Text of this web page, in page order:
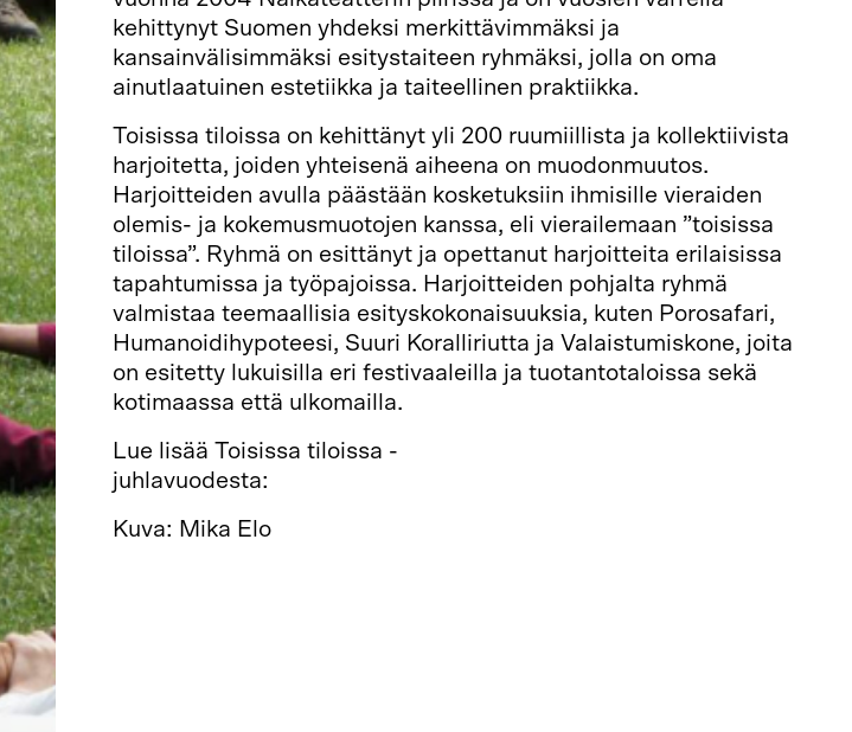
kehittynyt Suomen yhdeksi merkittävimmäksi ja
kansainvälisimmäksi esitystaiteen ryhmäksi, jolla on oma
ainutlaatuinen estetiikka ja taiteellinen praktiikka.
Toisissa tiloissa on kehittänyt yli 200 ruumiillista ja kollektiivista
harjoitetta, joiden yhteisenä aiheena on muodonmuutos.
Harjoitteiden avulla päästään kosketuksiin ihmisille vieraiden
olemis- ja kokemusmuotojen kanssa, eli vierailemaan ”toisissa
tiloissa”. Ryhmä on esittänyt ja opettanut harjoitteita erilaisissa
tapahtumissa ja työpajoissa. Harjoitteiden pohjalta ryhmä
valmistaa teemaallisia esityskokonaisuuksia, kuten Porosafari,
Humanoidihypoteesi, Suuri Koralliriutta ja Valaistumiskone, joita
on esitetty lukuisilla eri festivaaleilla ja tuotantotaloissa sekä
kotimaassa että ulkomailla.
Lue lisää Toisissa tiloissa -
juhlavuodesta:
Kuva: Mika Elo